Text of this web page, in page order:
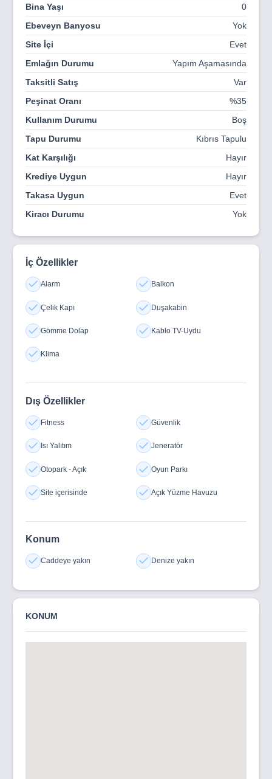
• Gelişen bölgede değer kazanan yatırım fırsatı
• Güvenli ve sosyal yaşam alanları
XRE Topraktan Güvencesiyle
• Yasal altyapısı tamamlanmış, profesyonelce planlanmış
proje
• Deneyimli yönetim ve güçlü marka desteği
• Her adımda güven, her detayda özen
• Hem yaşamak hem kazanç sağlamak isteyenler için
mükemmel bir tercih
Geleceğiniz İçin Şimdi Doğru Zaman!
Tatlısu’nun doğal güzelliğini modern yaşamla buluşturan
bu özel projede yerinizi hemen alın.
XRE Topraktan Tatlısu Projesi, sizi hem huzurlu bir
Bina Yaşı
0
Ebeveyn Banyosu
Yok
Site İçi
Evet
Emlağın Durumu
Yapım Aşamasında
Taksitli Satış
Var
Peşinat Oranı
%35
Kullanım Durumu
Boş
Tapu Durumu
Kıbrıs Tapulu
Kat Karşılığı
Hayır
Krediye Uygun
Hayır
Takasa Uygun
Evet
Kiracı Durumu
Yok
İç Özellikler
Alarm Balkon
Çelik Kapı Duşakabin
Gömme Dolap Kablo TV-Uydu
Klima
Dış Özellikler
Fitness Güvenlik
Isı Yalıtım Jeneratör
Otopark - Açık Oyun Parkı
Site içerisinde Açık Yüzme Havuzu
Konum
Caddeye yakın Denize yakın
KONUM